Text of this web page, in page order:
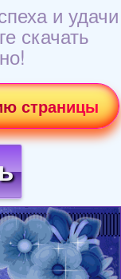
и удачи
скачать
страницы